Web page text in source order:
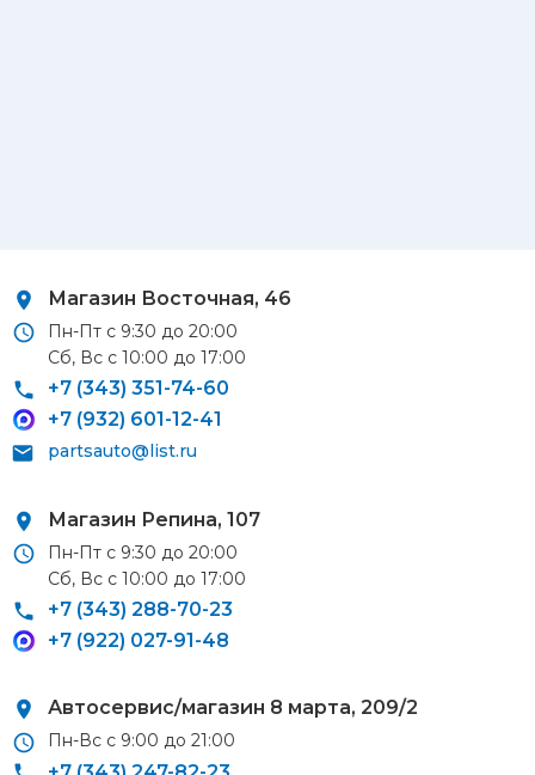
Магазин Восточная, 46
Пн-Пт с 9:30 до 20:00
Сб, Вс с 10:00 до 17:00
+7 (343) 351-74-60
+7 (932) 601-12-41
partsauto@list.ru
Магазин Репина, 107
Пн-Пт с 9:30 до 20:00
Сб, Вс с 10:00 до 17:00
+7 (343) 288-70-23
+7 (922) 027-91-48
Автосервис/магазин 8 марта, 209/2
Пн-Вс с 9:00 до 21:00
Курьерская доставка
По Екатеринбургу при заказе от 9 000 ₽ –
Доставка в удаленные районы (Березовский, Горный
Щит, Кольцово, Большой Исток, Исток, Химмаш,
Верхняя Пышма, Арамиль, Шувакиш) –
Стоимость доставки Почтой России –